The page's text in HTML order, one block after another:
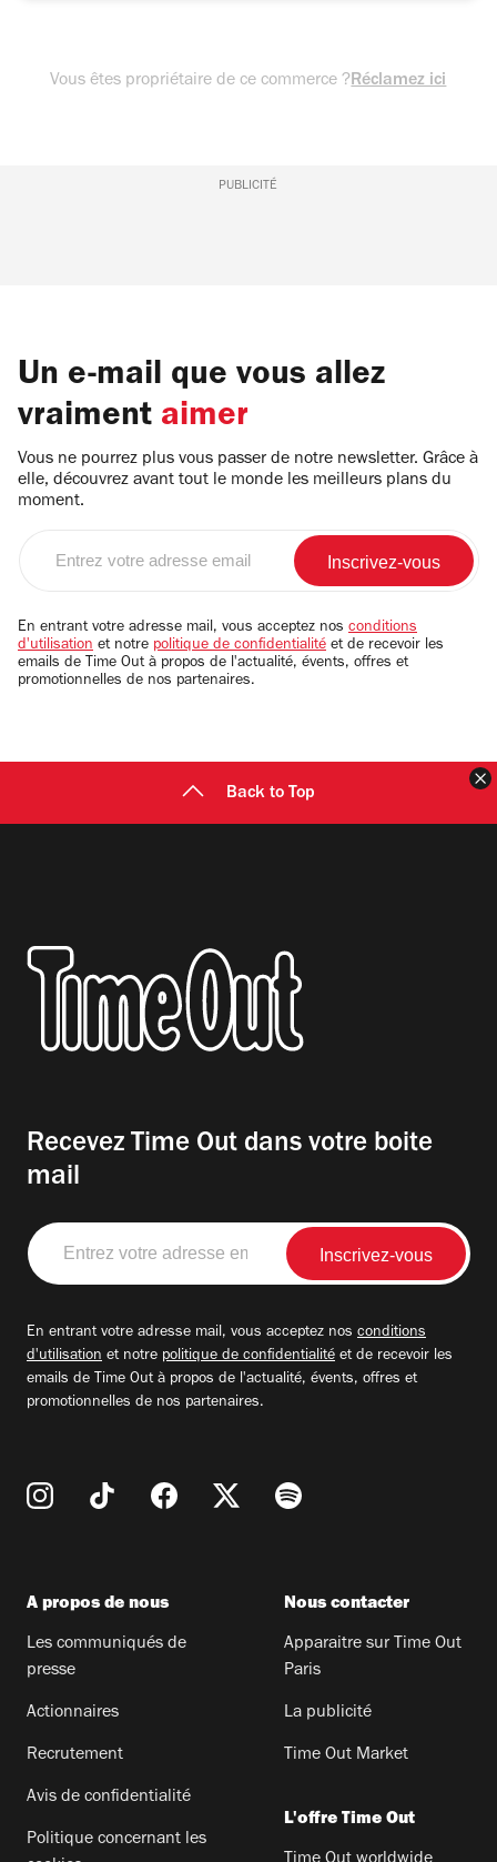
Vous êtes propriétaire de ce commerce ?Réclamez ici
PUBLICITÉ
Un e-mail que vous allez
vraiment aimer
Vous ne pourrez plus vous passer de notre newsletter. Grâce à
elle, découvrez avant tout le monde les meilleurs plans du
moment.
email
En entrant votre adresse mail, vous acceptez nos conditions
d'utilisation et notre politique de confidentialité et de recevoir les
emails de Time Out à propos de l'actualité, évents, offres et
promotionnelles de nos partenaires.
Back to Top
Recevez Time Out dans votre boite
mail
Entrez
votre
adresse
En entrant votre adresse mail, vous acceptez nos conditions
d'utilisation et notre politique de confidentialité et de recevoir les
emails de Time Out à propos de l'actualité, évents, offres et
promotionnelles de nos partenaires.
A propos de nous
Les communiqués de
presse
Actionnaires
Recrutement
Avis de confidentialité
Politique concernant les
Nous contacter
Apparaitre sur Time Out
Paris
La publicité
Time Out Market
L'offre Time Out